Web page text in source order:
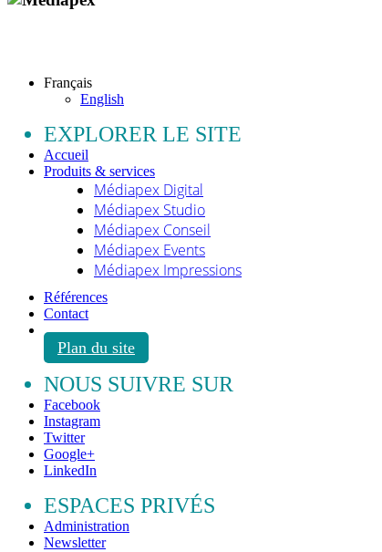
Français
English
EXPLORER LE SITE
Accueil
Produits & services
Médiapex Digital
Médiapex Studio
Médiapex Conseil
Médiapex Events
Médiapex Impressions
Références
Contact
Plan du site
NOUS SUIVRE SUR
Facebook
Instagram
Twitter
Google+
LinkedIn
ESPACES PRIVÉS
Administration
Newsletter